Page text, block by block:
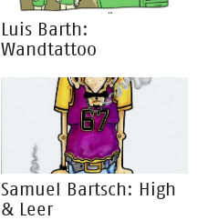
Luis Barth:
Wandtattoo
Samuel Bartsch: High
& Leer